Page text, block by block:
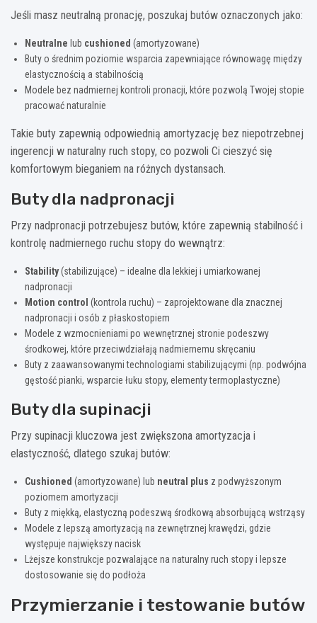
Jeśli masz neutralną pronację, poszukaj butów oznaczonych jako:
Neutralne lub cushioned (amortyzowane)
Buty o średnim poziomie wsparcia zapewniające równowagę między
elastycznością a stabilnością
Modele bez nadmiernej kontroli pronacji, które pozwolą Twojej stopie
pracować naturalnie
Takie buty zapewnią odpowiednią amortyzację bez niepotrzebnej
ingerencji w naturalny ruch stopy, co pozwoli Ci cieszyć się
komfortowym bieganiem na różnych dystansach.
Buty dla nadpronacji
Przy nadpronacji potrzebujesz butów, które zapewnią stabilność i
kontrolę nadmiernego ruchu stopy do wewnątrz:
Stability(stabilizujące) – idealne dla lekkiej i umiarkowanej
nadpronacji
Motion control (kontrola ruchu) – zaprojektowane dla znacznej
nadpronacji i osób z płaskostopiem
Modele z wzmocnieniami po wewnętrznej stronie podeszwy
środkowej, które przeciwdziałają nadmiernemu skręcaniu
Buty z zaawansowanymi technologiami stabilizującymi (np. podwójna
gęstość pianki, wsparcie łuku stopy, elementy termoplastyczne)
Buty dla supinacji
Przy supinacji kluczowa jest zwiększona amortyzacja i
elastyczność, dlatego szukaj butów:
Cushioned (amortyzowane) lub neutral plus z podwyższonym
poziomem amortyzacji
Buty z miękką, elastyczną podeszwą środkową absorbującą wstrząsy
Modele z lepszą amortyzacją na zewnętrznej krawędzi, gdzie
występuje największy nacisk
Lżejsze konstrukcje pozwalające na naturalny ruch stopy i lepsze
dostosowanie się do podłoża
Przymierzanie i testowanie butów